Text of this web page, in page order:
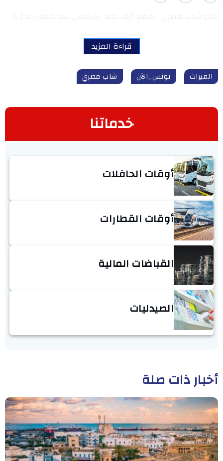
قراءة المزيد
الميراث تونس_الآن شاب مصري
خدماتنا
أوقات الحافلات
أوقات القطارات
القباضات المالية
الصيدليات
أخبار ذات صلة